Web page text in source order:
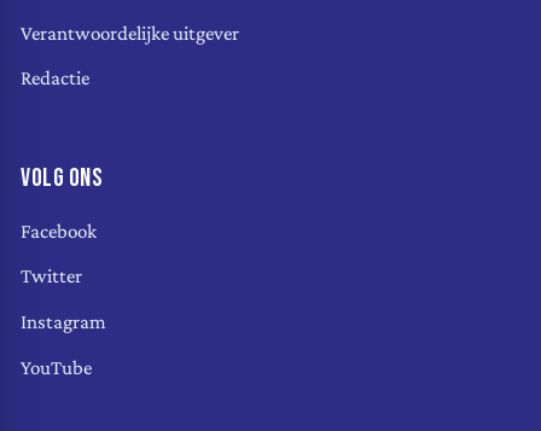
Verantwoordelijke uitgever
Redactie
VOLG ONS
Facebook
Twitter
Instagram
YouTube